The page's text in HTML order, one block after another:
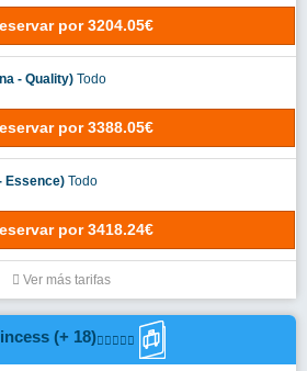
por 3204.05€
- Quality) Todo
por 3388.05€
Essence) Todo
por 3418.24€
Ver más tarifas
(+ 18)